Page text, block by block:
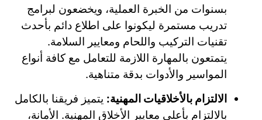
بسنوات من الخبرة العملية، ويخضعون لبرامج
تدريب مستمرة ليكونوا على اطلاع دائم بأحدث
تقنيات التركيب واللحام ومعايير السلامة.
يتمتعون بالمهارة اللازمة للتعامل مع كافة أنواع
المواسير والأدوات بدقة متناهية.
الالتزام بالأخلاقيات المهنية: يتميز فريقنا بالكامل
بالالتزام بأعلى معايير الأخلاق المهنية. الأمانة،